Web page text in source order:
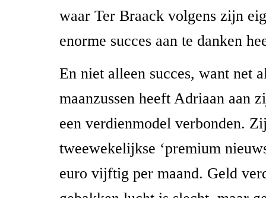
waar Ter Braack volgens zijn
enorme succes aan te danken
En niet alleen succes, want net
maanzussen heeft Adriaan aan
een verdienmodel verbonden.
tweewekelijkse ‘premium
euro vijftig per maand. Geld